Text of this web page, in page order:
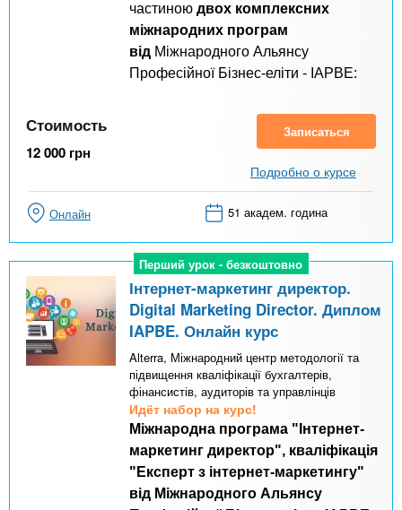
частиною двох комплексних
міжнародних програм
від Міжнародного Альянсу
Професійної Бізнес-еліти - IAPBE:
Стоимость
12 000 грн
Записаться
Подробно о курсе
Онлайн 51 академ. година
Перший урок - безкоштовно
Перший урок - безкоштовно
Інтернет-маркетинг директор.
Digital Marketing Director. Диплом
IAPBE. Онлайн курс
Alterra, Міжнародний центр методології та
підвищення кваліфікації бухгалтерів,
фінансистів, аудиторів та управлінців
Идёт набор на курс!
Міжнародна програма "Інтернет-
маркетинг директор", кваліфікація
"Експерт з інтернет-маркетингу"
від Міжнародного Альянсу